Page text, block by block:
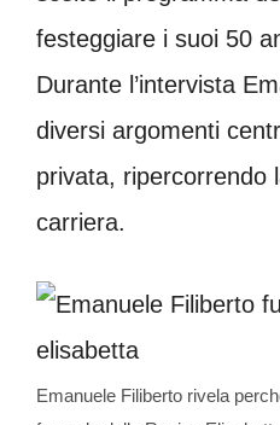
festeggiare i suoi 50
Durante l’intervista
diversi argomenti
privata, ripercorrendo
carriera.
Emanuele Filiberto rivela